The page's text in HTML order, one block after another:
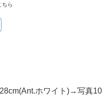
ちら
ホワイト)→写真10